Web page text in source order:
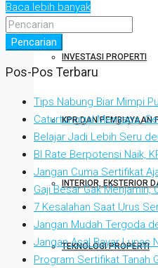
INVESTASI PROPERTI
KPR DAN PEMBIAYAAN
INTERIOR, EKSTERIOR
TEKNOLOGI PROPERTI
Baca lebih banyak
Pencarian
Pos-Pos Terbaru
Tips Nabung Biar Mimpi
Caturtunggal Menyapa,
Belajar Jadi Lebih Seru
BI Rate Berpotensi Naik,
Jangan Cuma Sertifikat
Gaji Besar Gak Menjamin,
7 Kesalahan Saat Urus
Jangan Mudah Tergoda
Jangan Asal Bayar Lunas
Program Sertifikat Tanah